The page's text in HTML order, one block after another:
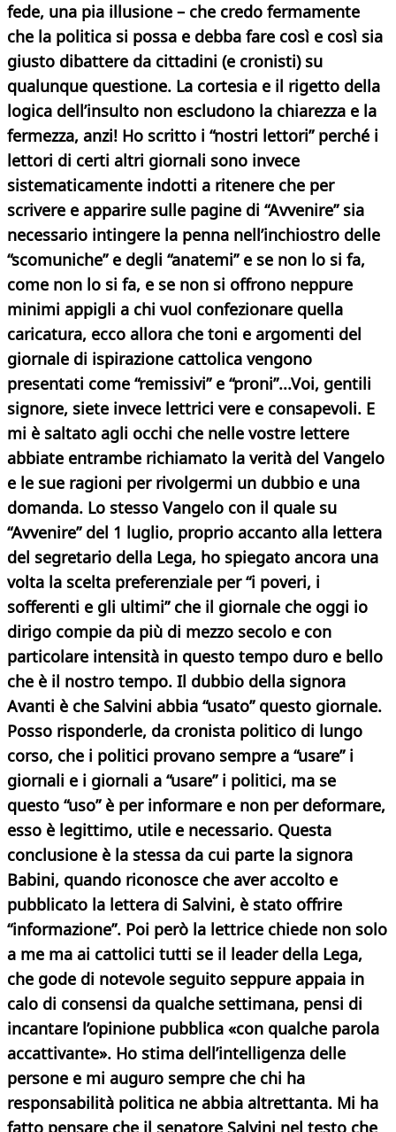
fede, una pia illusione – che credo fermamente
che la politica si possa e debba fare così e così sia
giusto dibattere da cittadini (e cronisti) su
qualunque questione. La cortesia e il rigetto della
logica dell’insulto non escludono la chiarezza e la
fermezza, anzi! Ho scritto i “nostri lettori” perché i
lettori di certi altri giornali sono invece
sistematicamente indotti a ritenere che per
scrivere e apparire sulle pagine di “Avvenire” sia
necessario intingere la penna nell’inchiostro delle
“scomuniche” e degli “anatemi” e se non lo si fa,
come non lo si fa, e se non si offrono neppure
minimi appigli a chi vuol confezionare quella
caricatura, ecco allora che toni e argomenti del
giornale di ispirazione cattolica vengono
presentati come “remissivi” e “proni”...Voi, gentili
signore, siete invece lettrici vere e consapevoli. E
mi è saltato agli occhi che nelle vostre lettere
abbiate entrambe richiamato la verità del Vangelo
e le sue ragioni per rivolgermi un dubbio e una
domanda. Lo stesso Vangelo con il quale su
“Avvenire” del 1 luglio, proprio accanto alla lettera
del segretario della Lega, ho spiegato ancora una
volta la scelta preferenziale per “i poveri, i
sofferenti e gli ultimi” che il giornale che oggi io
dirigo compie da più di mezzo secolo e con
particolare intensità in questo tempo duro e bello
che è il nostro tempo. Il dubbio della signora
Avanti è che Salvini abbia “usato” questo giornale.
Posso risponderle, da cronista politico di lungo
corso, che i politici provano sempre a “usare” i
giornali e i giornali a “usare” i politici, ma se
questo “uso” è per informare e non per deformare,
esso è legittimo, utile e necessario. Questa
conclusione è la stessa da cui parte la signora
Babini, quando riconosce che aver accolto e
pubblicato la lettera di Salvini, è stato offrire
“informazione”. Poi però la lettrice chiede non solo
a me ma ai cattolici tutti se il leader della Lega,
che gode di notevole seguito seppure appaia in
calo di consensi da qualche settimana, pensi di
incantare l’opinione pubblica «con qualche parola
accattivante». Ho stima dell’intelligenza delle
persone e mi auguro sempre che chi ha
responsabilità politica ne abbia altrettanta. Mi ha
fatto pensare che il senatore Salvini nel testo che